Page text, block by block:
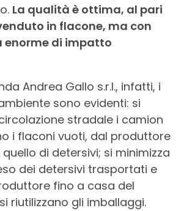
La qualità è ottima, al pari
in flacone, ma con
enorme di impatto
Andrea Gallo s.r.l., infatti, i
sono evidenti: si
stradale i camion
i flaconi vuoti, dal produttore
di detersivi; si minimizza
dei detersivi trasportati e
fino a casa del
riutilizzano gli imballaggi.